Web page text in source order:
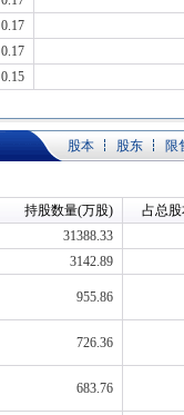
0.17
0.17
0.15
股本 股东 限
持股数量(万股)
占总
31388.33
3142.89
955.86
726.36
683.76